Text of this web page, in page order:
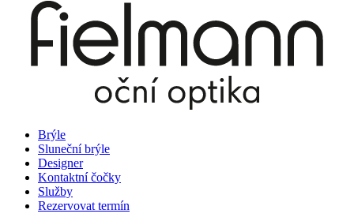
Brýle
Sluneční brýle
Designer
Kontaktní čočky
Služby
Rezervovat termín